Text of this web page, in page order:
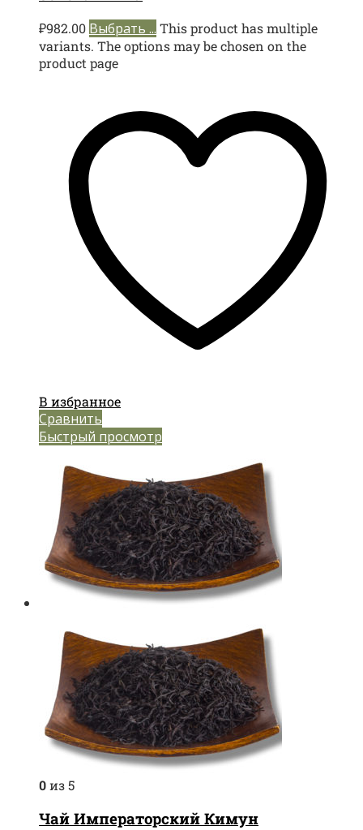
₽982.00 Выбрать ... This product has multiple
variants. The options may be chosen on the
product page
В избранное
Сравнить
Быстрый просмотр
0из 5
Чай Императорский Кимун